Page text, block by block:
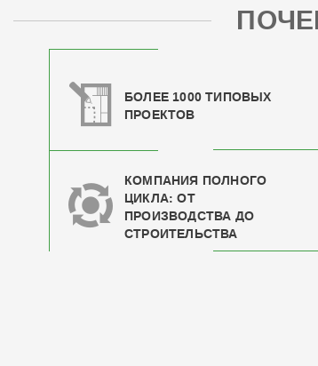
БОЛЕЕ 1000 ТИПОВЫХ
ПРОЕКТОВ
КОМПАНИЯ ПОЛНОГО
ЦИКЛА: ОТ
ПРОИЗВОДСТВА ДО
СТРОИТЕЛЬСТВА